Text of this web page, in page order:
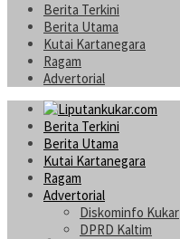
Berita Terkini
Berita Utama
Kutai Kartanegara
Ragam
Advertorial
Berita Terkini
Berita Utama
Kutai Kartanegara
Ragam
Advertorial
Diskominfo Kukar
DPRD Kaltim